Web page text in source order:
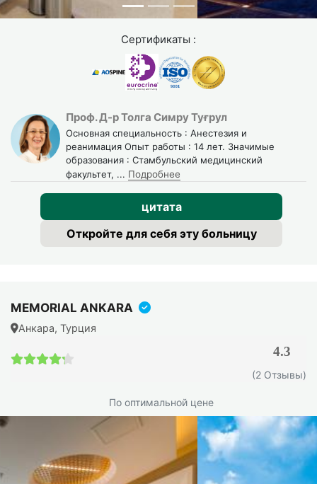
Сертификаты :
Проф. Д-р Толга Симру Туғрул
Основная специальность : Анестезия и
реанимация Опыт работы : 14 лет. Значимые
образования : Стамбульский медицинский
факультет, ... Подробнее
цитата
Откройте для себя эту больницу
MEMORIAL ANKARA
Анкара, Турция
4.3
(2 Отзывы)
По оптимальной цене